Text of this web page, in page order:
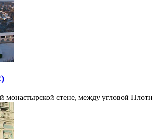
монастырской стене, между угловой